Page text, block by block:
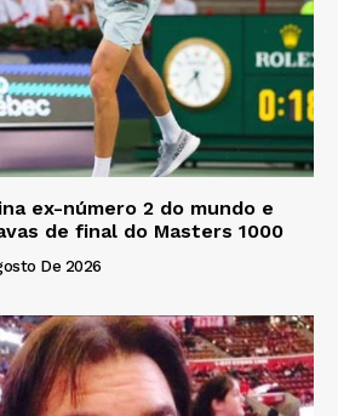
ex-número 2 do mundo e
de final do Masters 1000
De 2026